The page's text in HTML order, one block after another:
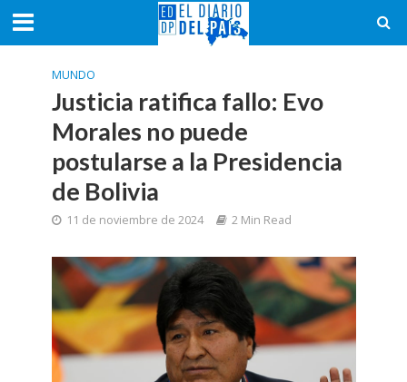
MUNDO
Justicia ratifica fallo: Evo
Morales no puede
postularse a la Presidencia
de Bolivia
11 de noviembre de 2024 2 Min Read